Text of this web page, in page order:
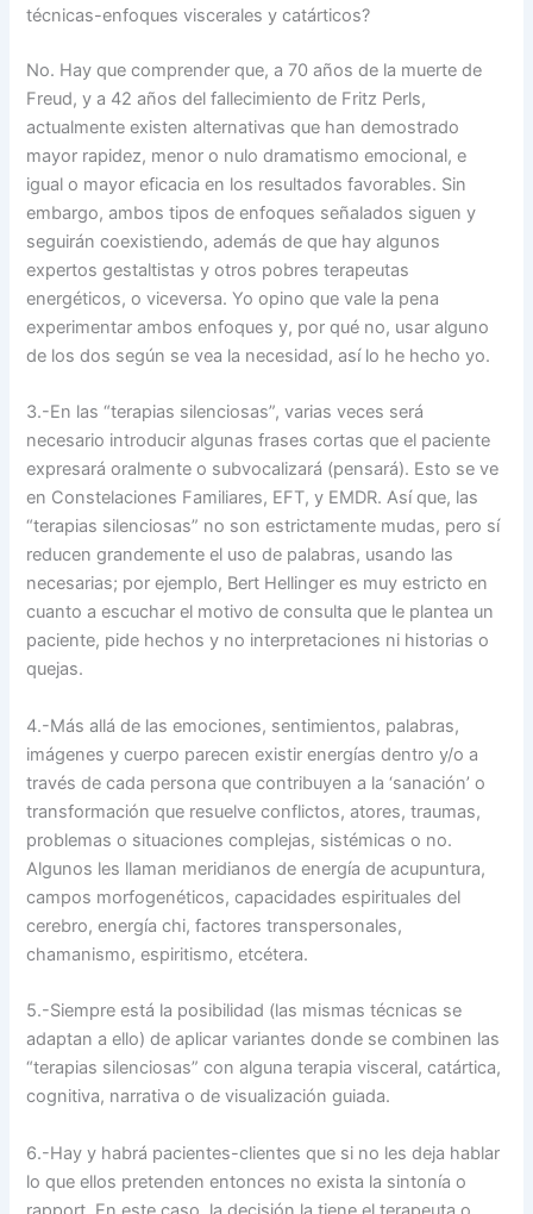
técnicas-enfoques viscerales y catárticos?
No. Hay que comprender que, a 70 años de la muerte de
Freud, y a 42 años del fallecimiento de Fritz Perls,
actualmente existen alternativas que han demostrado
mayor rapidez, menor o nulo dramatismo emocional, e
igual o mayor eficacia en los resultados favorables. Sin
embargo, ambos tipos de enfoques señalados siguen y
seguirán coexistiendo, además de que hay algunos
expertos gestaltistas y otros pobres terapeutas
energéticos, o viceversa. Yo opino que vale la pena
experimentar ambos enfoques y, por qué no, usar alguno
de los dos según se vea la necesidad, así lo he hecho yo.
3.-En las “terapias silenciosas”, varias veces será
necesario introducir algunas frases cortas que el paciente
expresará oralmente o subvocalizará (pensará). Esto se ve
en Constelaciones Familiares, EFT, y EMDR. Así que, las
“terapias silenciosas” no son estrictamente mudas, pero sí
reducen grandemente el uso de palabras, usando las
necesarias; por ejemplo, Bert Hellinger es muy estricto en
cuanto a escuchar el motivo de consulta que le plantea un
paciente, pide hechos y no interpretaciones ni historias o
quejas.
4.-Más allá de las emociones, sentimientos, palabras,
imágenes y cuerpo parecen existir energías dentro y/o a
través de cada persona que contribuyen a la ‘sanación’ o
transformación que resuelve conflictos, atores, traumas,
problemas o situaciones complejas, sistémicas o no.
Algunos les llaman meridianos de energía de acupuntura,
campos morfogenéticos, capacidades espirituales del
cerebro, energía chi, factores transpersonales,
chamanismo, espiritismo, etcétera.
5.-Siempre está la posibilidad (las mismas técnicas se
adaptan a ello) de aplicar variantes donde se combinen las
“terapias silenciosas” con alguna terapia visceral, catártica,
cognitiva, narrativa o de visualización guiada.
6.-Hay y habrá pacientes-clientes que si no les deja hablar
lo que ellos pretenden entonces no exista la sintonía o